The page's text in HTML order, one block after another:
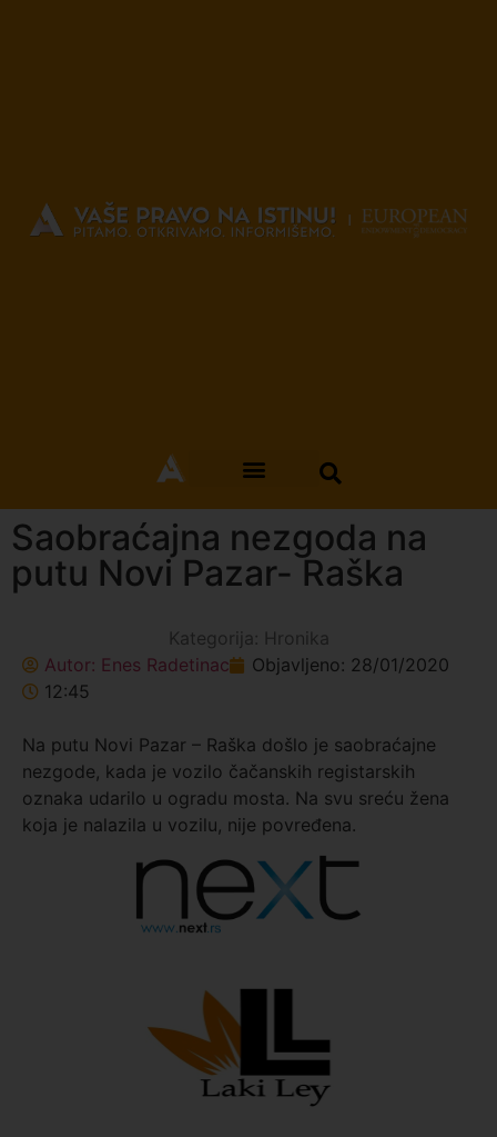
Saobraćajna nezgoda na
putu Novi Pazar- Raška
Kategorija: Hronika
Autor: Enes Radetinac Objavljeno: 28/01/2020
12:45
Na putu Novi Pazar – Raška došlo je saobraćajne
nezgode, kada je vozilo čačanskih registarskih
oznaka udarilo u ogradu mosta. Na svu sreću žena
koja je nalazila u vozilu, nije povređena.